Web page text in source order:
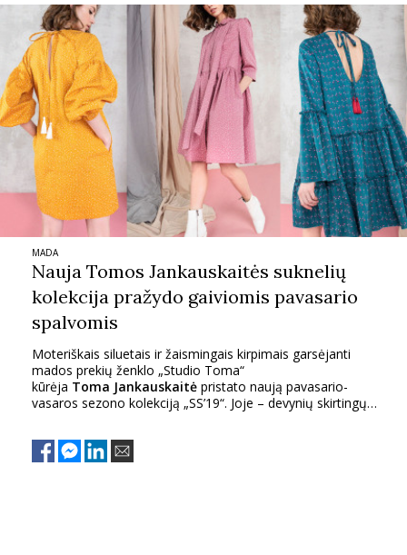
INTERJERAS
NAMAI
VIRTUVĖ
RECEPTAI
VAIKAI
NELAIMĖS
KONTAKTAI
PRIVATUMO POLITIKA
MADA
Nauja Tomos Jankauskaitės suknelių
kolekcija pražydo gaiviomis pavasario
spalvomis
Moteriškais siluetais ir žaismingais kirpimais garsėjanti
mados prekių ženklo „Studio Toma“
kūrėja Toma Jankauskaitėpristato naują pavasario-
vasaros sezono kolekciją „SS’19“. Joje – devynių skirtingų